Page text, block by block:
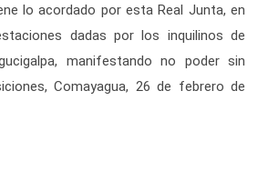
lo acordado por esta Real Junta, en
dadas por los inquilinos de
manifestando no poder sin
Comayagua, 26 de febrero de